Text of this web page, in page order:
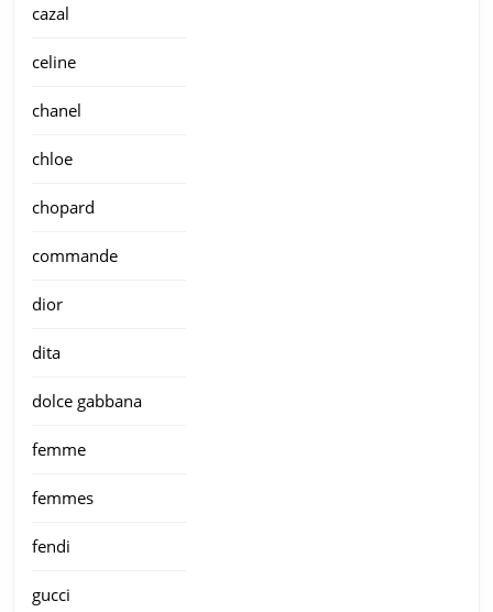
cazal
celine
chanel
chloe
chopard
commande
dior
dita
dolce gabbana
femme
femmes
fendi
gucci